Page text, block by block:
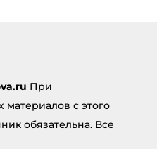
При
с этого
обязательна. Все